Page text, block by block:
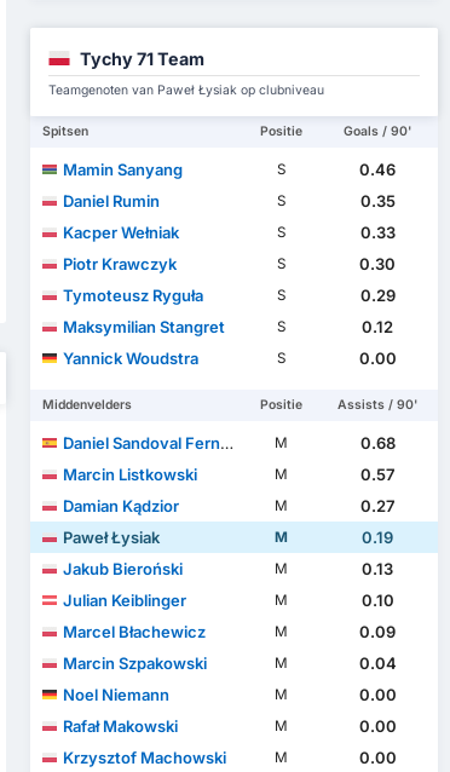
Tychy 71 Team
Teamgenoten van Paweł Łysiak op clubniveau
Spitsen Positie Goals / 90'
Mamin Sanyang S
0.46
Daniel Rumin
S
0.35
Kacper Wełniak
S
0.33
Piotr Krawczyk
S
0.30
Tymoteusz Ryguła
S
0.29
Maksymilian Stangret
S
0.12
Yannick Woudstra
S 0.00
Middenvelders Positie Assists / 90'
Daniel Sandoval Fernández M
0.68
Marcin Listkowski
M
0.57
Damian Kądzior
M
0.27
Paweł Łysiak
M
0.19
Jakub Bieroński
M
0.13
Julian Keiblinger
M
0.10
Marcel Błachewicz
M
0.09
Marcin Szpakowski
M
0.04
Noel Niemann
M
0.00
Rafał Makowski
M
0.00
Krzysztof Machowski
M
0.00